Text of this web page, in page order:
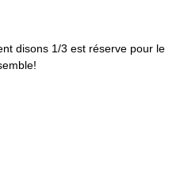
disons 1/3 est réserve pour le